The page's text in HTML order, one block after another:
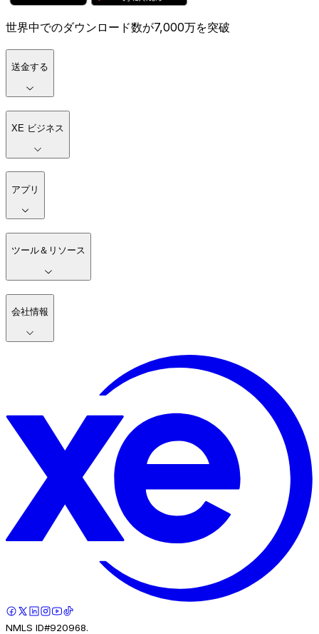
世界中でのダウンロード数が7,000万を突破
送金する
XE ビジネス
アプリ
ツール＆リソース
会社情報
NMLS ID#920968.